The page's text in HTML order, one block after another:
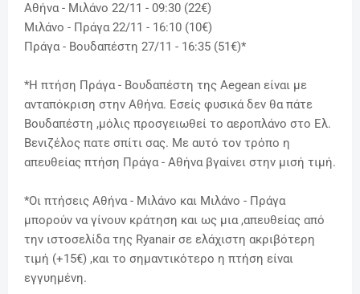
Αθήνα - Μιλάνο 22/11 - 09:30 (22€)
Μιλάνο - Πράγα 22/11 - 16:10 (10€)
Πράγα - Βουδαπέστη 27/11 - 16:35 (51€)*
*Η πτήση Πράγα - Βουδαπέστη της Aegean είναι με
ανταπόκριση στην Αθήνα. Εσείς φυσικά δεν θα πάτε
Βουδαπέστη ,μόλις προσγειωθεί το αεροπλάνο στο Ελ.
Βενιζέλος πατε σπίτι σας. Με αυτό τον τρόπο η
απευθείας πτήση Πράγα - Αθήνα βγαίνει στην μισή τιμή.
*Οι πτήσεις Αθήνα - Μιλάνο και Μιλάνο - Πράγα
μπορούν να γίνουν κράτηση και ως μια ,απευθείας από
την ιστοσελίδα της Ryanair σε ελάχιστη ακριβότερη
τιμή (+15€) ,και το σημαντικότερο η πτήση είναι
εγγυημένη.